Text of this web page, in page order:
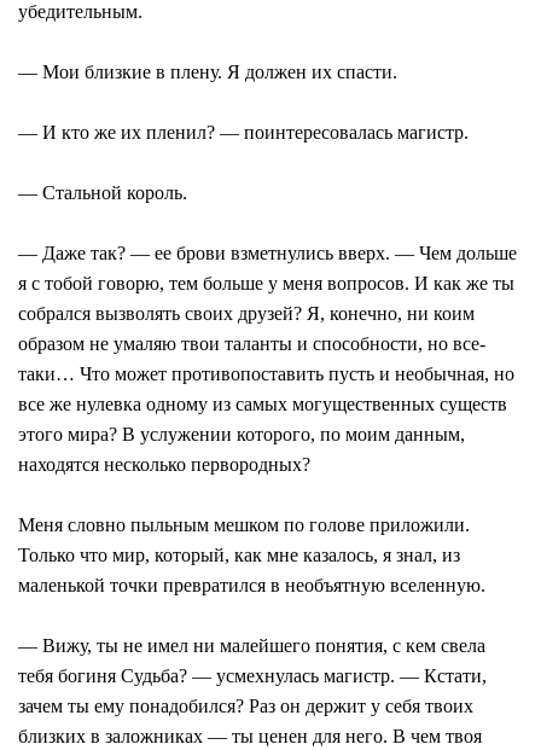
убедительным.
― Мои близкие в плену. Я должен их спасти.
― И кто же их пленил? ― поинтересовалась магистр.
― Стальной король.
― Даже так? ― ее брови взметнулись вверх. ― Чем дольше
я с тобой говорю, тем больше у меня вопросов. И как же ты
собрался вызволять своих друзей? Я, конечно, ни коим
образом не умаляю твои таланты и способности, но все-
таки… Что может противопоставить пусть и необычная, но
все же нулевка одному из самых могущественных существ
этого мира? В услужении которого, по моим данным,
находятся несколько первородных?
Меня словно пыльным мешком по голове приложили.
Только что мир, который, как мне казалось, я знал, из
маленькой точки превратился в необъятную вселенную.
― Вижу, ты не имел ни малейшего понятия, с кем свела
тебя богиня Судьба? ― усмехнулась магистр. ― Кстати,
зачем ты ему понадобился? Раз он держит у себя твоих
близких в заложниках ― ты ценен для него. В чем твоя